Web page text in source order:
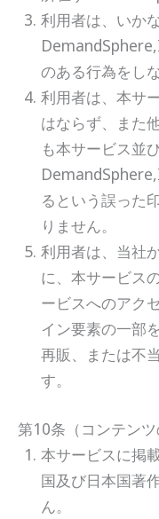
利用者は、いか
のある行為をし
利用者は、本サ
はならず、また
も本サービス並
るという誤った
りません。
利用者は、当社
に、本サービス
ービスへのアク
イン要素の一部
再販、または不
す。
第10条（コンテンツ
本サービスに掲
国及び日本国著
ん。